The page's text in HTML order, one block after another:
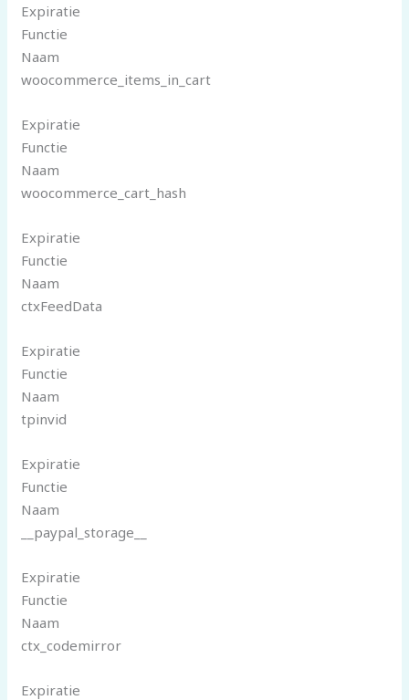
Expiratie
Functie
Naam
woocommerce_items_in_cart
Expiratie
Functie
Naam
woocommerce_cart_hash
Expiratie
Functie
Naam
ctxFeedData
Expiratie
Functie
Naam
tpinvid
Expiratie
Functie
Naam
__paypal_storage__
Expiratie
Functie
Naam
ctx_codemirror
Expiratie